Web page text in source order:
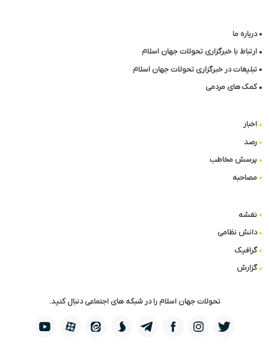
درباره ما
ارتباط با خبرگزاری تحولات جهان اسلام
تبلیغات در خبرگزاری تحولات جهان اسلام
کمک های مردمی
اخبار
رصد
پرسش مخاطب
مصاحبه
نقشه
دانش نظامی
گرافیک
گزارش
تحولات جهان اسلام را در شبکه های اجتماعی دنبال کنید.